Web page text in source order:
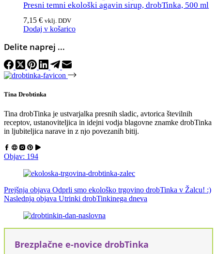
Presni temni ekološki agavin sirup, drobTinka, 500 ml
7,15 € vklj. DDV
Dodaj v košarico
Delite naprej ...
Tina Drobtinka
Tina drobTinka je ustvarjalka presnih sladic, avtorica številnih
receptov, ustanoviteljica in idejni vodja blagovne znamke drobTinka
in ljubiteljica narave in z njo povezanih bitij.
Objav: 194
Prejšnja objava Odprli smo ekološko trgovino drobTinka v Žalcu! :)
Naslednja objava Utrinki drobTinkinega dneva
Brezplačne e-novice drobTinka